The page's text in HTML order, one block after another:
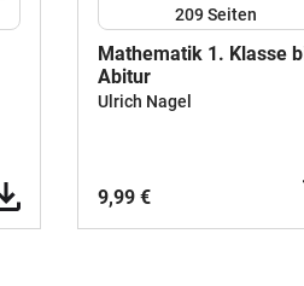
209Seiten
Mathematik 1. Klasse
Abitur
Ulrich Nagel
9,99 €